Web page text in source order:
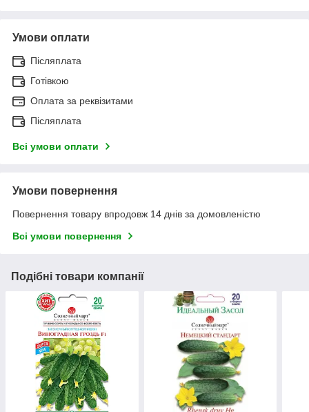
Умови оплати
Післяплата
Готівкою
Оплата за реквізитами
Післяплата
Всі умови оплати
Умови повернення
Повернення товару впродовж 14 днів за домовленістю
Всі умови повернення
Подібні товари компанії